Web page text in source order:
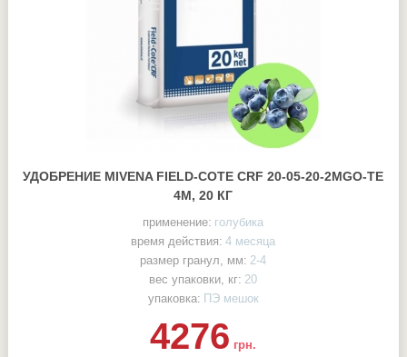
УДОБРЕНИЕ MIVENA FIELD-COTE CRF 20-05-20-2MGO-TE
4М, 20 КГ
применение: голубика
время действия: 4 месяца
размер гранул, мм: 2-4
вес упаковки, кг: 20
упаковка: ПЭ мешок
4276 грн.